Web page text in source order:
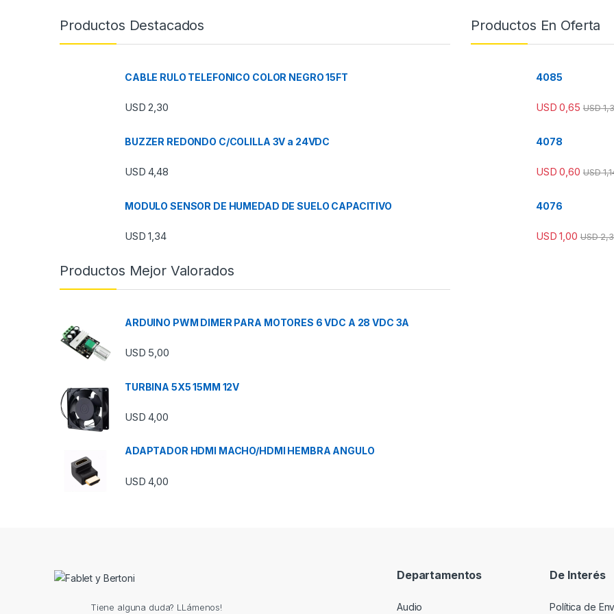
Productos Destacados
CABLE RULO TELEFONICO COLOR NEGRO 15FT
USD 2,30
BUZZER REDONDO C/COLILLA 3V a 24VDC
USD 4,48
MODULO SENSOR DE HUMEDAD DE SUELO CAPACITIVO
USD 1,34
Productos En Oferta
4085
USD 0,65 USD
4078
USD 0,60 USD
4076
USD 1,00 USD
Productos Mejor Valorados
ARDUINO PWM DIMER PARA MOTORES 6 VDC A 28 VDC 3A
USD 5,00
TURBINA 5X5 15MM 12V
USD 4,00
ADAPTADOR HDMI MACHO/HDMI HEMBRA ANGULO
USD 4,00
Tiene alguna duda? LLámenos!
Departamentos
Audio
De Interés
Política de